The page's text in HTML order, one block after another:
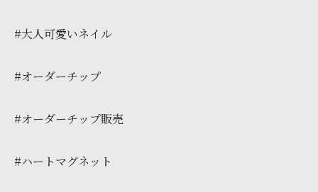
#大人可愛いネイル
#オーダーチップ
#オーダーチップ販売
#ハートマグネット